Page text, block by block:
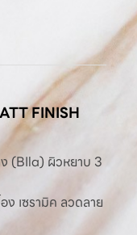
FINISH
(BIla) ผิวหยาบ 3
เซรามิค ลวดลาย